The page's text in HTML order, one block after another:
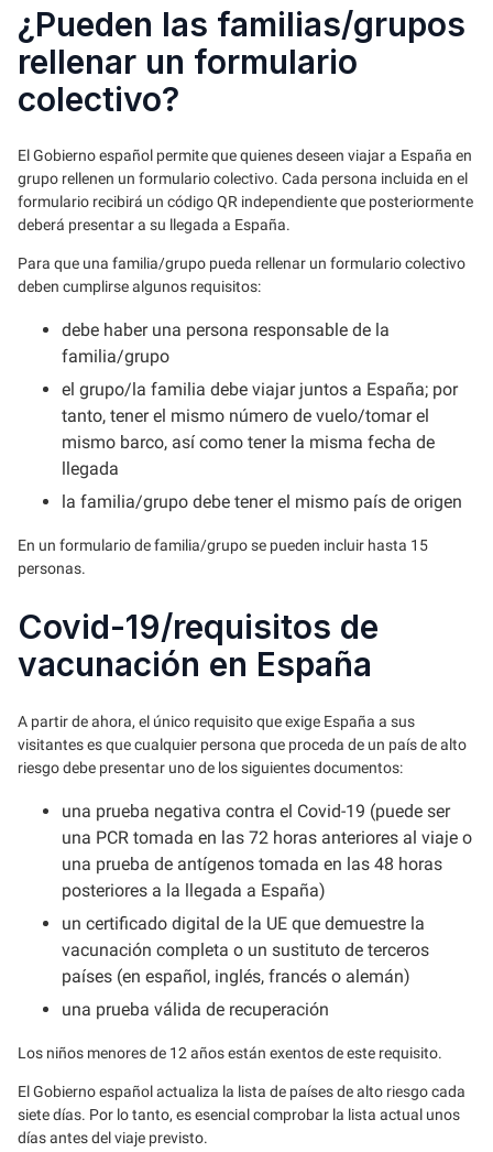
¿Pueden las familias/grupos
rellenar un formulario
colectivo?
El Gobierno español permite que quienes deseen viajar a España en
grupo rellenen un formulario colectivo. Cada persona incluida en el
formulario recibirá un código QR independiente que posteriormente
deberá presentar a su llegada a España.
Para que una familia/grupo pueda rellenar un formulario colectivo
deben cumplirse algunos requisitos:
debe haber una persona responsable de la
familia/grupo
el grupo/la familia debe viajar juntos a España; por
tanto, tener el mismo número de vuelo/tomar el
mismo barco, así como tener la misma fecha de
llegada
la familia/grupo debe tener el mismo país de origen
En un formulario de familia/grupo se pueden incluir hasta 15
personas.
Covid-19/requisitos de
vacunación en España
A partir de ahora, el único requisito que exige España a sus
visitantes es que cualquier persona que proceda de un país de alto
riesgo debe presentar uno de los siguientes documentos:
una prueba negativa contra el Covid-19 (puede ser
una PCR tomada en las 72 horas anteriores al viaje o
una prueba de antígenos tomada en las 48 horas
posteriores a la llegada a España)
un certificado digital de la UE que demuestre la
vacunación completa o un sustituto de terceros
países (en español, inglés, francés o alemán)
una prueba válida de recuperación
Los niños menores de 12 años están exentos de este requisito.
El Gobierno español actualiza la lista de países de alto riesgo cada
siete días. Por lo tanto, es esencial comprobar la lista actual unos
días antes del viaje previsto.